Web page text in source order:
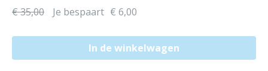
€ 35,00 Je bespaart € 6,00